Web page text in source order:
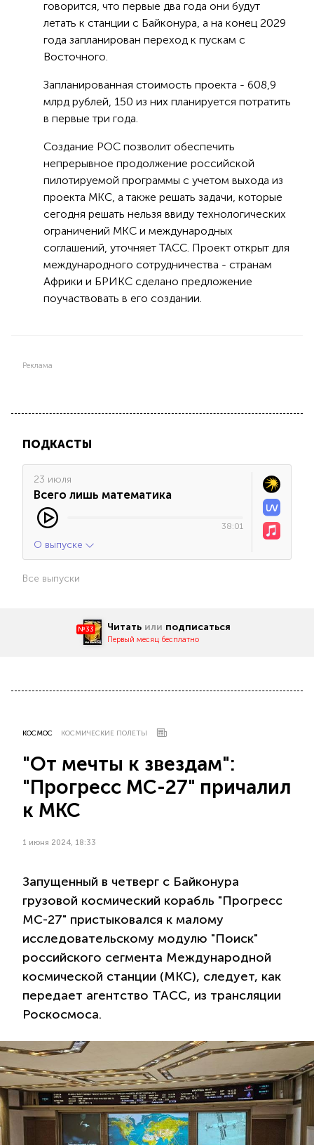
говорится, что первые два года они будут
летать к станции с Байконура, а на конец 2029
года запланирован переход к пускам с
Восточного.
Запланированная стоимость проекта - 608,9
млрд рублей, 150 из них планируется потратить
в первые три года.
Создание РОС позволит обеспечить
непрерывное продолжение российской
пилотируемой программы с учетом выхода из
проекта МКС, а также решать задачи, которые
сегодня решать нельзя ввиду технологических
ограничений МКС и международных
соглашений, уточняет ТАСС. Проект открыт для
международного сотрудничества - странам
Африки и БРИКС сделано предложение
поучаствовать в его создании.
Реклама
ПОДКАСТЫ
23 июля
Всего лишь математика
38:01
О выпуске
Все выпуски
№33 Читать или подписаться
Первый месяц бесплатно
КОСМОС КОСМИЧЕСКИЕ ПОЛЕТЫ
"От мечты к звездам":
"Прогресс МС-27" причалил
к МКС
1 июня 2024, 18:33
Запущенный в четверг с Байконура
грузовой космический корабль "Прогресс
МС-27" пристыковался к малому
исследовательскому модулю "Поиск"
российского сегмента Международной
космической станции (МКС), следует, как
передает агентство ТАСС, из трансляции
Роскосмоса.